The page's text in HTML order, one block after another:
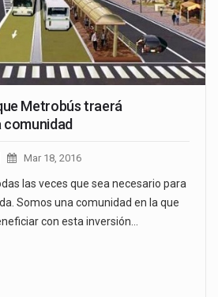
Metrobús traerá
comunidad
Mar 18, 2016
las veces que sea necesario para
Somos una comunidad en la que
con esta inversión…